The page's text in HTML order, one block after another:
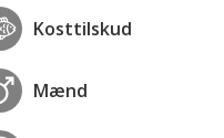
Kosttilskud
Mænd